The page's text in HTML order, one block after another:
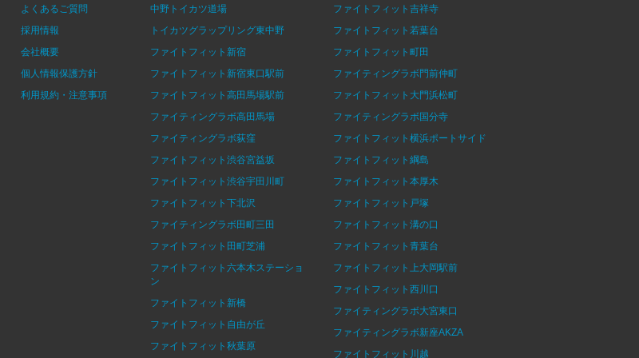
よくあるご質問
採用情報
会社概要
個人情報保護方針
利用規約・注意事項
中野トイカツ道場
トイカツグラップリング東中野
ファイトフィット新宿
ファイトフィット新宿東口駅前
ファイトフィット高田馬場駅前
ファイティングラボ高田馬場
ファイティングラボ荻窪
ファイトフィット渋谷宮益坂
ファイトフィット渋谷宇田川町
ファイトフィット下北沢
ファイティングラボ田町三田
ファイトフィット田町芝浦
ファイトフィット六本木ステーショ
ン
ファイトフィット新橋
ファイトフィット自由が丘
ファイトフィット秋葉原
ファイトフィット吉祥寺
ファイトフィット若葉台
ファイトフィット町田
ファイティングラボ門前仲町
ファイトフィット大門浜松町
ファイティングラボ国分寺
ファイトフィット横浜ポートサイド
ファイトフィット綱島
ファイトフィット本厚木
ファイトフィット戸塚
ファイトフィット溝の口
ファイトフィット青葉台
ファイトフィット上大岡駅前
ファイトフィット西川口
ファイティングラボ大宮東口
ファイティングラボ新座AKZA
ファイトフィット川越